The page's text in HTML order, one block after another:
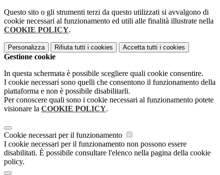
Questo sito o gli strumenti terzi da questo utilizzati si avvalgono di
cookie necessari al funzionamento ed utili alle finalità illustrate nella
COOKIE POLICY.
Personalizza Rifiuta tutti i cookies Accetta tutti i cookies
Gestione cookie
In questa schermata è possibile scegliere quali cookie consentire.
I cookie necessari sono quelli che consentono il funzionamento della
piattaforma e non è possibile disabilitarli.
Per conoscere quali sono i cookie necessari al funzionamento potete
visionare la COOKIE POLICY.
Cookie necessari per il funzionamento
I cookie necessari per il funzionamento non possono essere
disabilitati. È possibile consultare l'elenco nella pagina della cookie
policy.